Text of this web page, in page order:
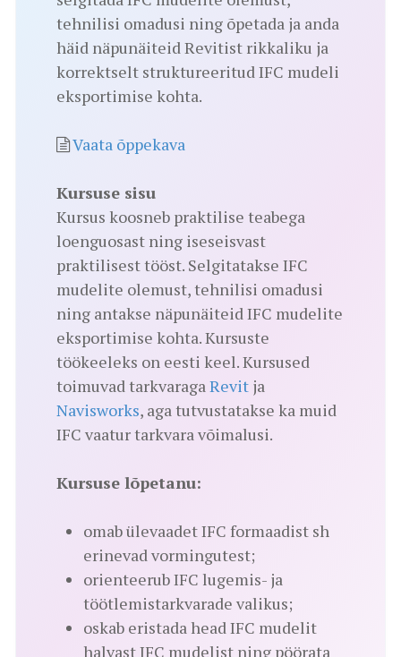
tehnilisi omadusi ning õpetada ja anda
häid näpunäiteid Revitist rikkaliku ja
korrektselt struktureeritud IFC mudeli
eksportimise kohta.
Vaata õppekava
Kursuse sisu
Kursus koosneb praktilise teabega
loenguosast ning iseseisvast
praktilisest tööst. Selgitatakse IFC
mudelite olemust, tehnilisi omadusi
ning antakse näpunäiteid IFC mudelite
eksportimise kohta. Kursuste
töökeeleks on eesti keel. Kursused
toimuvad tarkvaragaRevit ja
Navisworks, aga tutvustatakse ka muid
IFC vaatur tarkvara võimalusi.
Kursuse lõpetanu:
omab ülevaadet IFC formaadist sh
erinevad vormingutest;
orienteerub IFC lugemis- ja
töötlemistarkvarade valikus;
oskab eristada head IFC mudelit
halvast IFC mudelist ning pöörata